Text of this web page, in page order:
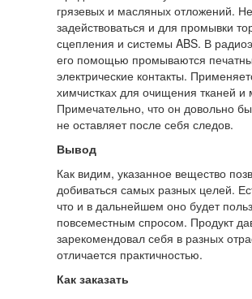
грязевых и масляных отложений.
задействоваться и для промывки
сцепления и системы ABS. В
его помощью промываются
электрические контакты.
химчистках для очищения тканей и
Примечательно, что он довольно
не оставляет после себя следов.
Вывод
Как видим, указанное вещество
добиваться самых разных целей.
что и в дальнейшем оно будет
повсеместным спросом. Продукт
зарекомендовал себя в разных
отличается практичностью.
Как заказать